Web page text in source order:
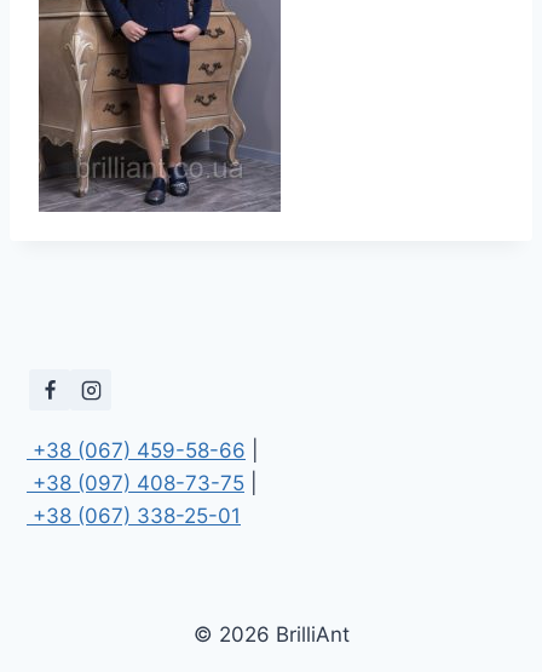
+38 (067) 459-58-66
+38 (097) 408-73-75
+38 (067) 338-25-01
© 2026 BrilliAnt